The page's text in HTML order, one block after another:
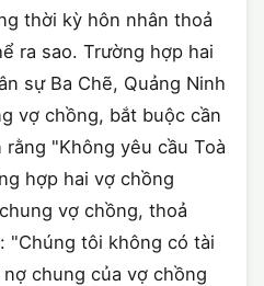
thời kỳ hôn nhân thoả
ra sao. Trường hợp hai
sự Ba Chẽ, Quảng Ninh
vợ chồng, bắt buộc cần
"Không yêu cầu Toà
hợp hai vợ chồng
vợ chồng, thoả
"Chúng tôi không có tài
chung của vợ chồng